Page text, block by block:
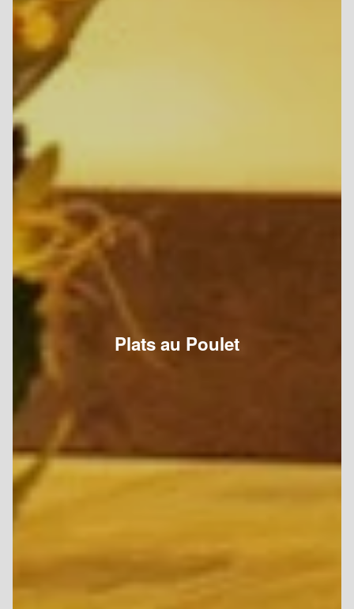
Plats au Poulet